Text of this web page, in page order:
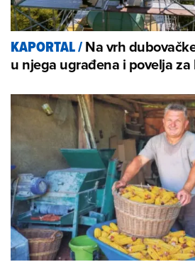
KAPORTAL/Na vrh
u njega ugrađena i povelja